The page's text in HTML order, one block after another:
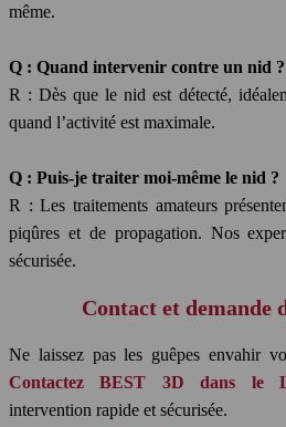
même.
Q : Quand intervenir contre un nid ?
R : Dès que le nid est détecté,
quand l’activité est maximale.
Q : Puis-je traiter moi-même le nid ?
R : Les traitements amateurs
piqûres et de propagation. Nos
sécurisée.
Contact et demande
Ne laissez pas les guêpes envahir
Contactez BEST 3D dans le
intervention rapide et sécurisée.